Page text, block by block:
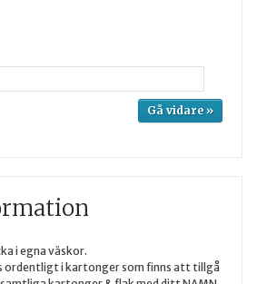
i egna väskor.
ordentligt i kartonger som finns att tillgå